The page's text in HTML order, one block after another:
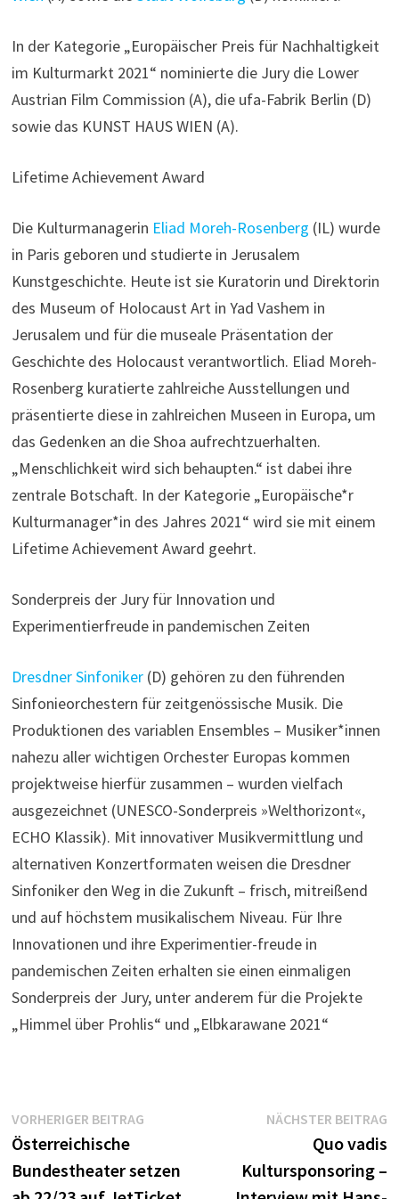
In der Kategorie „Europäischer Preis für Nachhaltigkeit
im Kulturmarkt 2021“ nominierte die Jury die Lower
Austrian Film Commission (A), die ufa-Fabrik Berlin (D)
sowie das KUNST HAUS WIEN (A).
Lifetime Achievement Award
Die Kulturmanagerin Eliad Moreh-Rosenberg (IL) wurde
in Paris geboren und studierte in Jerusalem
Kunstgeschichte. Heute ist sie Kuratorin und Direktorin
des Museum of Holocaust Art in Yad Vashem in
Jerusalem und für die museale Präsentation der
Geschichte des Holocaust verantwortlich. Eliad Moreh-
Rosenberg kuratierte zahlreiche Ausstellungen und
präsentierte diese in zahlreichen Museen in Europa, um
das Gedenken an die Shoa aufrechtzuerhalten.
„Menschlichkeit wird sich behaupten.“ ist dabei ihre
zentrale Botschaft. In der Kategorie „Europäische*r
Kulturmanager*in des Jahres 2021“ wird sie mit einem
Lifetime Achievement Award geehrt.
Sonderpreis der Jury für Innovation und
Experimentierfreude in pandemischen Zeiten
Dresdner Sinfoniker (D) gehören zu den führenden
Sinfonieorchestern für zeitgenössische Musik. Die
Produktionen des variablen Ensembles – Musiker*innen
nahezu aller wichtigen Orchester Europas kommen
projektweise hierfür zusammen – wurden vielfach
ausgezeichnet (UNESCO-Sonderpreis »Welthorizont«,
ECHO Klassik). Mit innovativer Musikvermittlung und
alternativen Konzertformaten weisen die Dresdner
Sinfoniker den Weg in die Zukunft – frisch, mitreißend
und auf höchstem musikalischem Niveau. Für Ihre
Innovationen und ihre Experimentier-freude in
pandemischen Zeiten erhalten sie einen einmaligen
Sonderpreis der Jury, unter anderem für die Projekte
„Himmel über Prohlis“ und „Elbkarawane 2021“
Beitragsnavigation
VORHERIGER BEITRAG
Österreichische
Bundestheater setzen
NÄCHSTER BEITRAG
Quo vadis
Kultursponsoring –